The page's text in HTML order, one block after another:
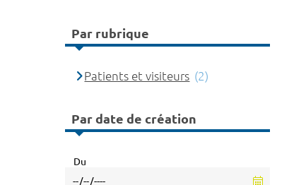
Par rubrique
Patients et visiteurs (2)
Par date de création
Du